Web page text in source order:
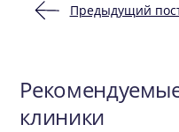
записям
Предыдущий
клиники